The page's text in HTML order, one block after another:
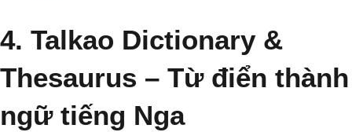
4. Talkao Dictionary &
Thesaurus – Từ điển thành
ngữ tiếng Nga